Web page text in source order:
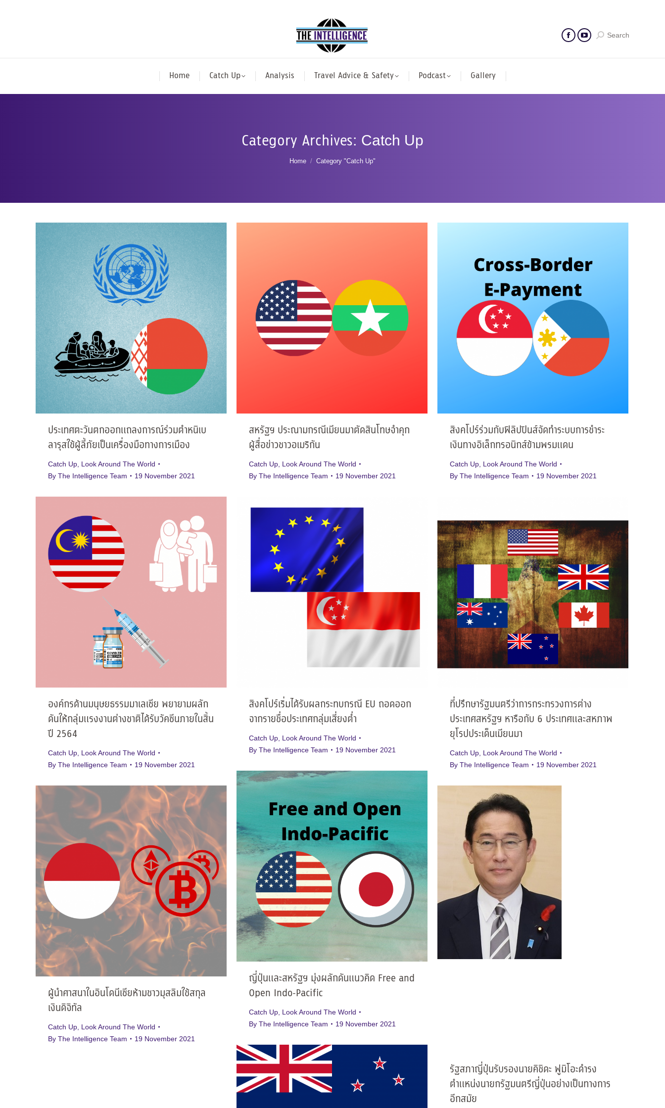
Search
Home Catch Up Analysis Travel Advice & Safety Podcast Gallery
Category Archives: Catch Up
You are here:
Home Category "Catch Up"
ประเทศตะวันตกออกแถลงการณ์ร่วมตำหนิเบ
ลารุสใช้ผู้ลี้ภัยเป็นเครื่องมือทางการเมือง
Catch Up Look Around The World
By The Intelligence Team 19 November 2021
สหรัฐฯ ประณามกรณีเมียนมาตัดสินโทษจำคุก
ผู้สื่อข่าวชาวอเมริกัน
Catch Up Look Around The World
By The Intelligence Team 19 November 2021
สิงคโปร์ร่วมกับฟิลิปปินส์จัดทำระบบการชำระ
เงินทางอิเล็กทรอนิกส์ข้ามพรมแดน
Catch Up Look Around The World
By The Intelligence Team 19 November 2021
องค์กรด้านมนุษยธรรมมาเลเซีย พยายามผลัก
ดันให้กลุ่มแรงงานต่างชาติได้รับวัคซีนภายในสิ้น
ปี 2564
Catch Up Look Around The World
By The Intelligence Team 19 November 2021
สิงคโปร์เริ่มได้รับผลกระทบกรณี EU ถอดออก
จากรายชื่อประเทศกลุ่มเสี่ยงต่ำ
Catch Up Look Around The World
By The Intelligence Team 19 November 2021
ที่ปรึกษารัฐมนตรีว่าการกระทรวงการต่าง
ประเทศสหรัฐฯ หารือกับ 6 ประเทศและสหภาพ
ยุโรปประเด็นเมียนมา
Catch Up Look Around The World
By The Intelligence Team 19 November 2021
ญี่ปุ่นและสหรัฐฯ มุ่งผลักดันแนวคิด Free and
Open Indo-Pacific
Catch Up Look Around The World
By The Intelligence Team 19 November 2021
ผู้นำศาสนาในอินโดนีเซียห้ามชาวมุสลิมใช้สกุล
เงินดิจิทัล
Catch Up Look Around The World
By The Intelligence Team 19 November 2021
รัฐสภาญี่ปุ่นรับรองนายคิชิดะ ฟูมิโอะดำรง
ตำแหน่งนายกรัฐมนตรีญี่ปุ่นอย่างเป็นทางการ
อีกสมัย